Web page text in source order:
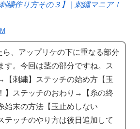
繍作り方その３】 | 刺繍マニア！
、アップリケの下に重なる部分
す。今回は茎の部分ですね。ス
刺繍】ステッチの始め方【玉
】ステッチのおわり→【糸の終
始末の方法【玉止めしない
テッチのやり方は後日追加して